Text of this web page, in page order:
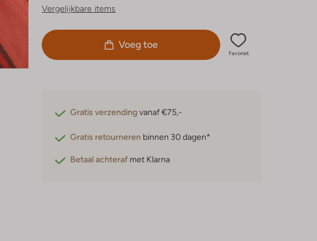
Vergelijkbare items
Voeg toe
Favoriet
Gratis verzendingvanaf €75,-
Gratis retourneren binnen 30 dagen*
Betaal achteraf met Klarna